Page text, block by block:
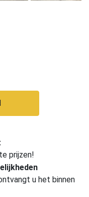
prijzen!
u het binnen